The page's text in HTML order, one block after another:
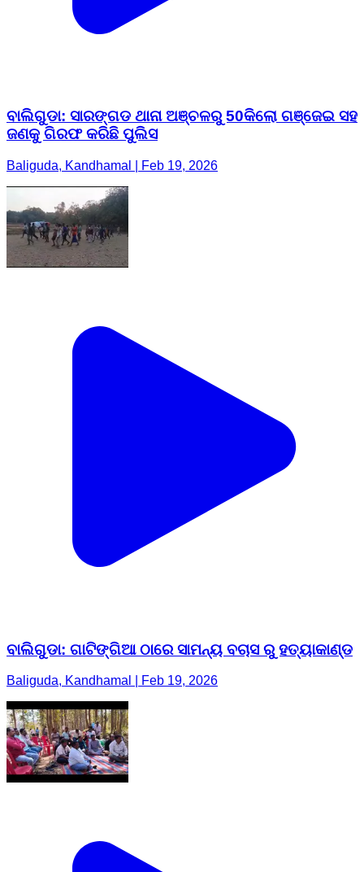
ବାଲିଗୁଡା: ସାରଙ୍ଗଡ ଥାନା ଅଞ୍ଚଳରୁ 50କିଲୋ ଗଞ୍ଜେଇ ସହ
ଜଣକୁ ଗିରଫ କରିଛି ପୁଲିସ
Baliguda, Kandhamal | Feb 19, 2026
ବାଲିଗୁଡା: ଗାଟିଙ୍ଗିଆ ଠାରେ ସାମନ୍ୟ ବଚାସ ରୁ ହତ୍ୟାକାଣ୍ଡ
Baliguda, Kandhamal | Feb 19, 2026